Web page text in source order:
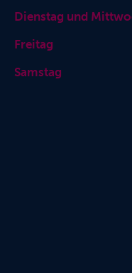
Dienstag und
Freitag
Samstag